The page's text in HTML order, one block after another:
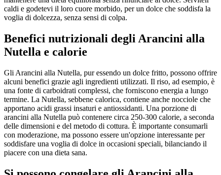
caldi e godetevi il loro cuore morbido, per un dolce che soddisfa la
voglia di dolcezza, senza sensi di colpa.
Benefici nutrizionali degli Arancini alla
Nutella e calorie
Gli Arancini alla Nutella, pur essendo un dolce fritto, possono offrire
alcuni benefici grazie agli ingredienti utilizzati. Il riso, ad esempio, è
una fonte di carboidrati complessi, che forniscono energia a lungo
termine. La Nutella, sebbene calorica, contiene anche nocciole che
apportano acidi grassi insaturi e antiossidanti. Una porzione di
arancini alla Nutella può contenere circa 250-300 calorie, a seconda
delle dimensioni e del metodo di cottura. È importante consumarli
con moderazione, ma possono essere un'opzione interessante per
soddisfare una voglia di dolce in occasioni speciali, bilanciando il
piacere con una dieta sana.